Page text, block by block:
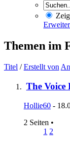
Themen im
Titel /Erstellt von
The Voice
Hollie60 -
2 Seiten •
1 2